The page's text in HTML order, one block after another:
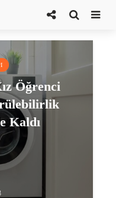
Öğrenci
Kaldı